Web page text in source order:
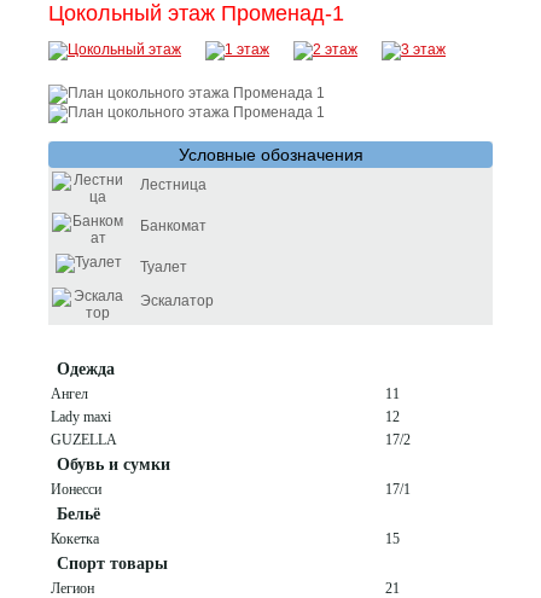
Цокольный этаж Променад-1
Условные обозначения
Лестница
Банкомат
Туалет
Эскалатор
Одежда
Ангел
11
Lady maxi
12
GUZELLA
17/2
Обувь и сумки
Ионесси 17/1
Бельё
Кокетка 15
Спорт товары
Легион 21